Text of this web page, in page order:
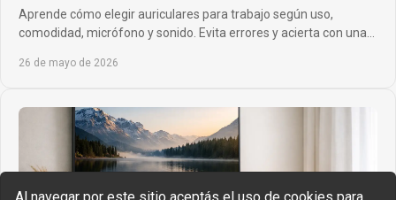
Aprende cómo elegir auriculares para trabajo según uso,
comodidad, micrófono y sonido. Evita errores y acierta con una
26 de mayo de 2026